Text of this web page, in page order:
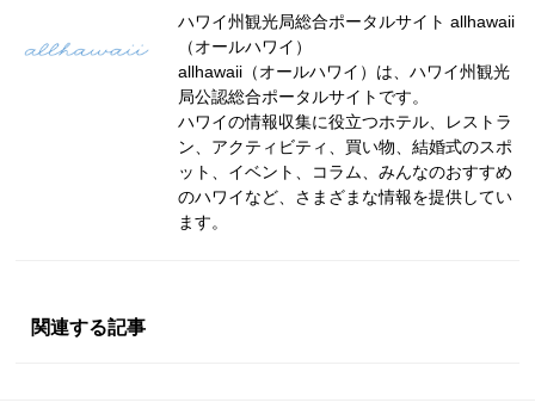
ハワイ州観光局総合ポータルサイト allhawaii
（オールハワイ）
allhawaii（オールハワイ）は、ハワイ州観光
局公認総合ポータルサイトです。
ハワイの情報収集に役立つホテル、レストラ
ン、アクティビティ、買い物、結婚式のスポ
ット、イベント、コラム、みんなのおすすめ
のハワイなど、さまざまな情報を提供してい
ます。
関連する記事